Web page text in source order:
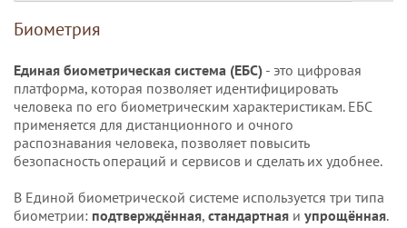
Биометрия
Единая биометрическая система (ЕБС) - это цифровая
платформа, которая позволяет идентифицировать
человека по его биометрическим характеристикам. ЕБС
применяется для дистанционного и очного
распознавания человека, позволяет повысить
безопасность операций и сервисов и сделать их удобнее.
В Единой биометрической системе используется три типа
биометрии: подтверждённая, стандартная и упрощённая.